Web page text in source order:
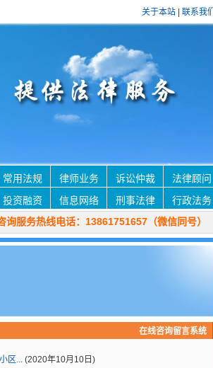
关于本站 联系我们
常用法规 律师业务 诉讼仲裁
法律顾问
投资融资 信息网络 刑事法律 行政法务
询服务热线电话：13861751657（微信同号）
在线咨询留言系统
区...(2020年10月10日)